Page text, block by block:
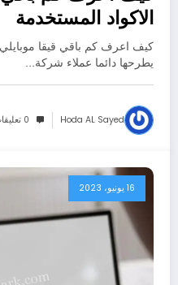
الاكواد المستخدمة
كيف اعرف كم باقي قيقا موبايلي
يطرحها دائما عملاء شركة…
Hoda AL Sayed 0 تعليقات
16 يونيو، 2023